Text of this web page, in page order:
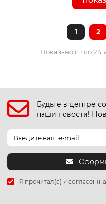
1 2
Показано с 1 по 24
Будьте в центре
наши новости!
Я прочитал(а) и